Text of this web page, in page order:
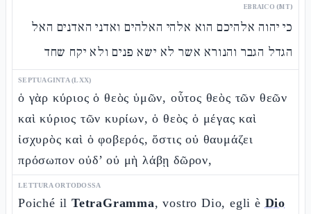
EBRAICO (MT)
כי יהוה אלהיכם הוא אלהי האלהים ואדני האדנים האל
הגדל הגבר והנורא אשר לא ישא פנים ולא יקח שחד
SEPTUAGINTA (LXX)
ὁ γὰρ κύριος ὁ θεὸς ὑμῶν, οὗτος θεὸς τῶν θεῶν
καὶ κύριος τῶν κυρίων, ὁ θεὸς ὁ μέγας καὶ
ἰσχυρὸς καὶ ὁ φοβερός, ὅστις οὐ θαυμάζει
πρόσωπον οὐδ’ οὐ μὴ λάβῃ δῶρον,
LETTURA ORTODOSSA
Poiché il TetraGramma, vostro Dio, egli è Dio